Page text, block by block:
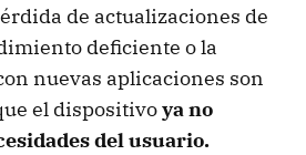
de actualizaciones de
deficiente o la
nuevas aplicaciones son
el dispositivoya no
del usuario.